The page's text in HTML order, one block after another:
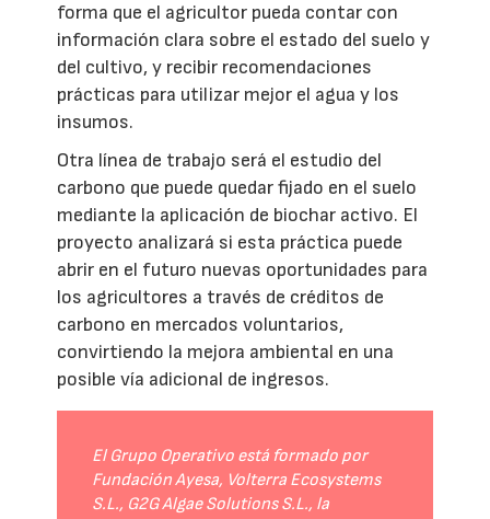
forma que el agricultor pueda contar con
información clara sobre el estado del suelo y
del cultivo, y recibir recomendaciones
prácticas para utilizar mejor el agua y los
insumos.
Otra línea de trabajo será el estudio del
carbono que puede quedar fijado en el suelo
mediante la aplicación de biochar activo. El
proyecto analizará si esta práctica puede
abrir en el futuro nuevas oportunidades para
los agricultores a través de créditos de
carbono en mercados voluntarios,
convirtiendo la mejora ambiental en una
posible vía adicional de ingresos.
El Grupo Operativo está formado por
Fundación Ayesa, Volterra Ecosystems
S.L., G2G Algae Solutions S.L., la